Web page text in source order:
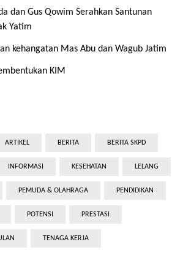
dan Gus Qowim Serahkan Santunan
Yatim
kehangatan Mas Abu dan Wagub Jatim
KIM
ARTIKEL BERITA BERITA SKPD
INFORMASI KESEHATAN LELANG
PEMUDA & OLAHRAGA PENDIDIKAN
POTENSI PRESTASI
TENAGA KERJA